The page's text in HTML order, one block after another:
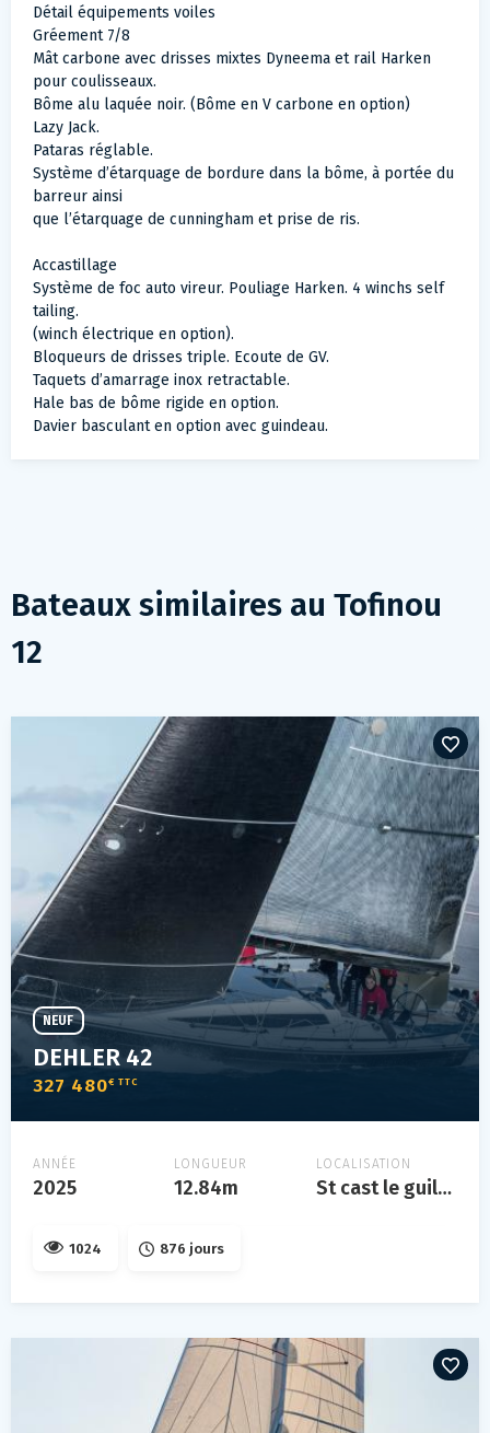
Détail équipements voiles
Gréement 7/8
Mât carbone avec drisses mixtes Dyneema et rail Harken
pour coulisseaux.
Bôme alu laquée noir. (Bôme en V carbone en option)
Lazy Jack.
Pataras réglable.
Système d’étarquage de bordure dans la bôme, à portée du
barreur ainsi
que l’étarquage de cunningham et prise de ris.
Accastillage
Système de foc auto vireur. Pouliage Harken. 4 winchs self
tailing.
(winch électrique en option).
Bloqueurs de drisses triple. Ecoute de GV.
Taquets d’amarrage inox retractable.
Hale bas de bôme rigide en option.
Davier basculant en option avec guindeau.
Bateaux similaires au Tofinou
12
DEHLER 42
327 480€ TTC
NEUF
ANNÉE
2025
LONGUEUR
12.84m
LOCALISATION
St cast le guildo, bretagne, france
1024 876 jours